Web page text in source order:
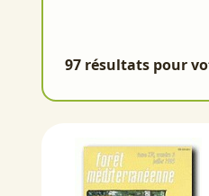
97 résultats pour